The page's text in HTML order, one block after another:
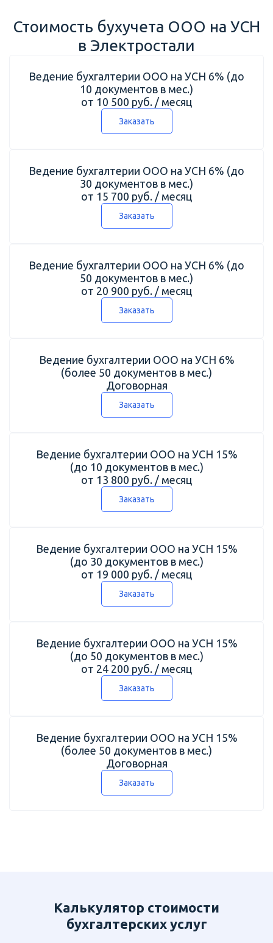
Стоимость бухучета ООО на УСН
в Электростали
Ведение бухгалтерии ООО на УСН 6% (до
10 документов в мес.)
от 10 500 руб. / месяц
Заказать
Ведение бухгалтерии ООО на УСН 6% (до
30 документов в мес.)
от 15 700 руб. / месяц
Заказать
Ведение бухгалтерии ООО на УСН 6% (до
50 документов в мес.)
от 20 900 руб. / месяц
Заказать
Ведение бухгалтерии ООО на УСН 6%
(более 50 документов в мес.)
Договорная
Заказать
Ведение бухгалтерии ООО на УСН 15%
(до 10 документов в мес.)
от 13 800 руб. / месяц
Заказать
Ведение бухгалтерии ООО на УСН 15%
(до 30 документов в мес.)
от 19 000 руб. / месяц
Заказать
Ведение бухгалтерии ООО на УСН 15%
(до 50 документов в мес.)
от 24 200 руб. / месяц
Заказать
Ведение бухгалтерии ООО на УСН 15%
(более 50 документов в мес.)
Договорная
Заказать
Калькулятор стоимости
бухгалтерских услуг